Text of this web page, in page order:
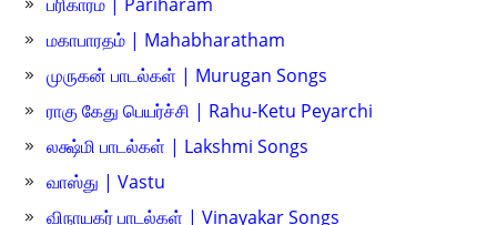
மகாபாரதம் | Mahabharatham
முருகன் பாடல்கள் | Murugan Songs
ராகு கேது பெயர்ச்சி | Rahu-Ketu Peyarchi
லக்ஷ்மி பாடல்கள் | Lakshmi Songs
வாஸ்து | Vastu
விநாயகர் பாடல்கள் | Vinayakar Songs